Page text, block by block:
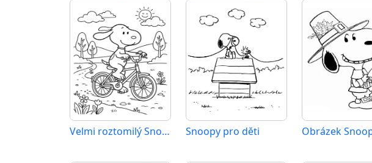
Velmi roztomilý Snoopy Snoopy pro děti